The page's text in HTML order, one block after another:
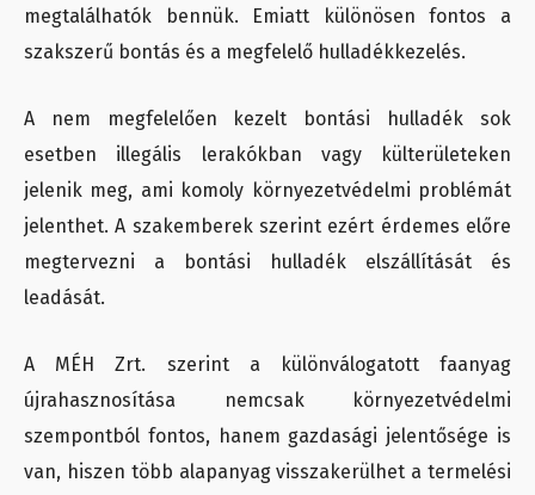
megtalálhatók bennük. Emiatt különösen fontos a
szakszerű bontás és a megfelelő hulladékkezelés.
A nem megfelelően kezelt bontási hulladék sok
esetben illegális lerakókban vagy külterületeken
jelenik meg, ami komoly környezetvédelmi problémát
jelenthet. A szakemberek szerint ezért érdemes előre
megtervezni a bontási hulladék elszállítását és
leadását.
A MÉH Zrt. szerint a különválogatott faanyag
újrahasznosítása nemcsak környezetvédelmi
szempontból fontos, hanem gazdasági jelentősége is
van, hiszen több alapanyag visszakerülhet a termelési